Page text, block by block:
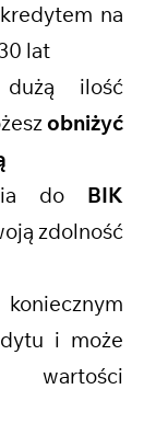
na
lat
dużą ilość
obniżyć
do BIK
zdolność
i może